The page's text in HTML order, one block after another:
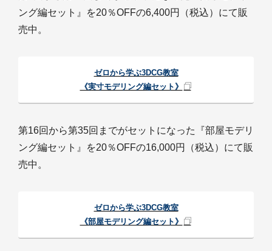
ング編セット』を20％OFFの6,400円（税込）にて販
売中。
ゼロから学ぶ3DCG教室
《実寸モデリング編セット》
第16回から第35回までがセットになった『部屋モデリ
ング編セット』を20％OFFの16,000円（税込）にて販
売中。
ゼロから学ぶ3DCG教室
《部屋モデリング編セット》